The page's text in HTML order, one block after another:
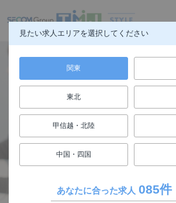
仕事も人生も楽しもう
FUN! JOB!
見たい求人エリアを選択してください
関東
東北
甲信越・北陸
中国・四国
あなたに合った求人 085件